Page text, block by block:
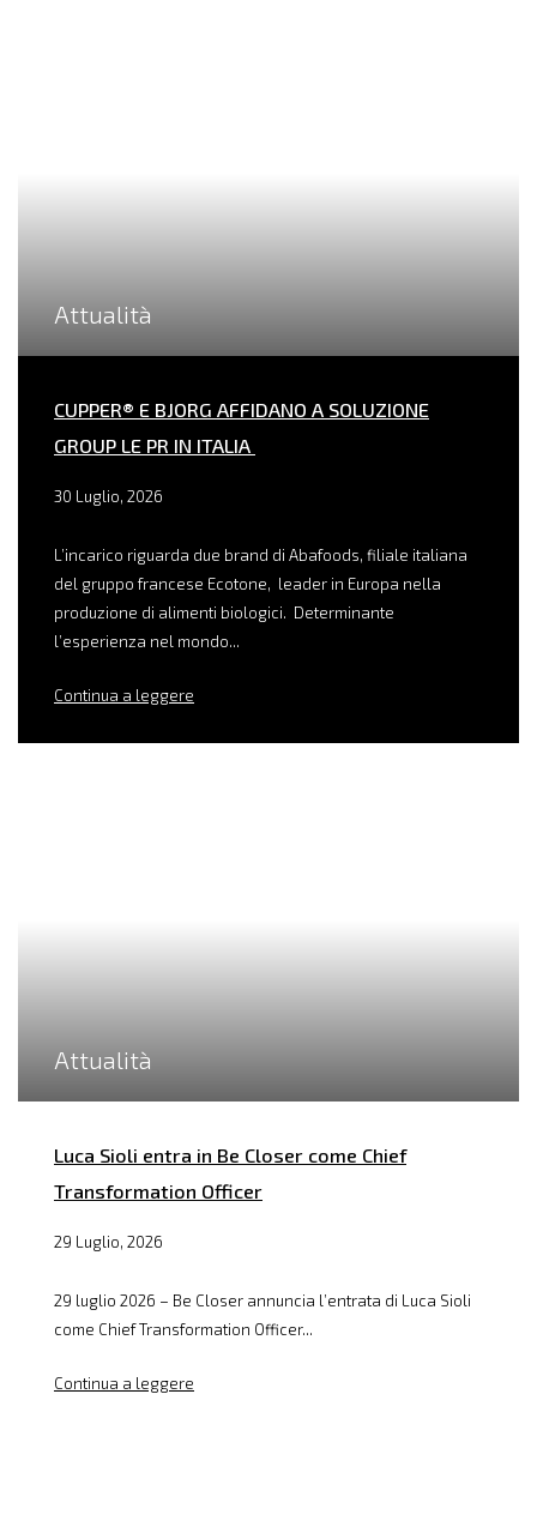
Attualità
CUPPER® E BJORG AFFIDANO A SOLUZIONE
GROUP LE PR IN ITALIA
30 Luglio, 2026
L’incarico riguarda due brand di Abafoods, filiale italiana
del gruppo francese Ecotone, leader in Europa nella
produzione di alimenti biologici. Determinante
l’esperienza nel mondo...
Continua a leggere
Attualità
Luca Sioli entra in Be Closer come Chief
Transformation Officer
29 Luglio, 2026
29 luglio 2026 – Be Closer annuncia l’entrata di Luca Sioli
come Chief Transformation Officer...
Continua a leggere